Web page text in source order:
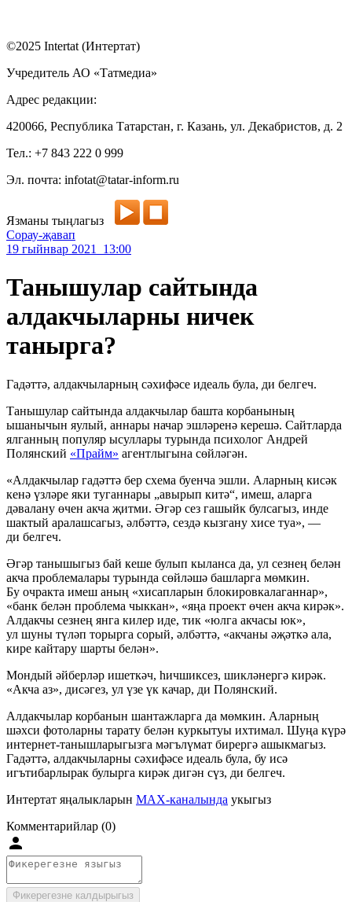
©2025 Intertat (Интертат)
Учредитель АО «Татмедиа»
Адрес редакции:
420066, Республика Татарстан, г. Казань, ул. Декабристов, д. 2
Тел.: +7 843 222 0 999
Эл. почта: infotat@tatar-inform.ru
Язманы тыңлагыз
Сорау-җавап
19 гыйнвар 2021 13:00
Танышулар сайтында
алдакчыларны ничек
танырга?
Гадәттә, алдакчыларның сәхифәсе идеаль була, ди белгеч.
Танышулар сайтында алдакчылар башта корбанының
ышанычын яулый, аннары начар эшләренә керешә. Сайтларда
ялганның популяр ысуллары турында психолог Андрей
Полянский «Прайм» агентлыгына сөйләгән.
«Алдакчылар гадәттә бер схема буенча эшли. Аларның кисәк
кенә үзләре яки туганнары „авырып китә“, имеш, аларга
дәвалану өчен акча җитми. Әгәр сез гашыйк булсагыз, инде
шактый аралашсагыз, әлбәттә, сездә кызгану хисе туа», —
ди белгеч.
Әгәр танышыгыз бай кеше булып кыланса да, ул сезнең белән
акча проблемалары турында сөйләшә башларга мөмкин.
Бу очракта имеш аның «хисапларын блокировкалаганнар»,
«банк белән проблема чыккан», «яңа проект өчен акча кирәк».
Алдакчы сезнең янга килер иде, тик «юлга акчасы юк»,
ул шуны түләп торырга сорый, әлбәттә, «акчаны әҗәткә ала,
кире кайтару шарты белән».
Мондый әйберләр ишеткәч, һичшиксез, шикләнергә кирәк.
«Акча аз», дисәгез, ул үзе үк качар, ди Полянский.
Алдакчылар корбанын шантажларга да мөмкин. Аларның
шәхси фотоларны тарату белән куркытуы ихтимал. Шуңа күрә
интернет-танышларыгызга мәгълүмат бирергә ашыкмагыз.
Гадәттә, алдакчыларны сәхифәсе идеаль була, бу исә
игътибарлырак булырга кирәк дигән сүз, ди белгеч.
Интертат яңалыкларын MAX-каналында укыгыз
Комментарийлар (0)
Фикерегезне калдырыгыз